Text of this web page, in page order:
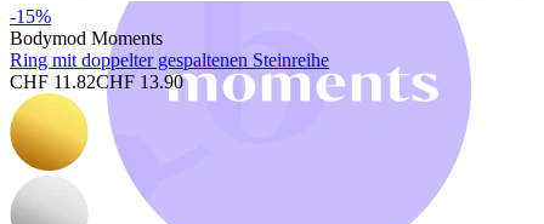
-15%
Bodymod Moments
Ring mit doppelter gespaltenen Steinreihe
CHF 11.82CHF 13.90